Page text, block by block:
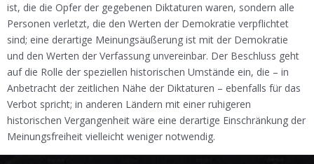
ist, die die Opfer der gegebenen Diktaturen waren, sondern alle
Personen verletzt, die den Werten der Demokratie verpflichtet
sind; eine derartige Meinungsäußerung ist mit der Demokratie
und den Werten der Verfassung unvereinbar. Der Beschluss geht
auf die Rolle der speziellen historischen Umstände ein, die – in
Anbetracht der zeitlichen Nähe der Diktaturen – ebenfalls für das
Verbot spricht; in anderen Ländern mit einer ruhigeren
historischen Vergangenheit wäre eine derartige Einschränkung der
Meinungsfreiheit vielleicht weniger notwendig.